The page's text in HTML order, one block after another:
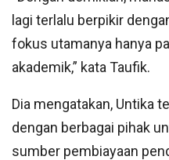
lagi terlalu berpikir
fokus utamanya hanya
akademik,” kata Taufik.
Dia mengatakan, Untika
dengan berbagai pihak
sumber pembiayaan